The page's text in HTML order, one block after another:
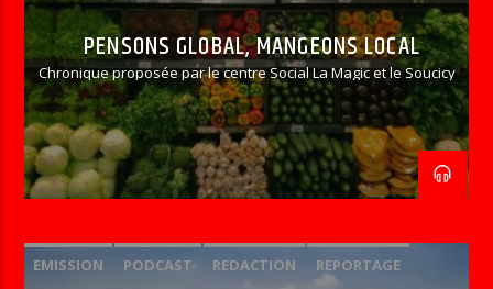
PENSONS GLOBAL, MANGEONS LOCAL
Chronique proposée par le centre Social La Magic et le Soucicy
EMISSION PODCAST REDACTION REPORTAGE